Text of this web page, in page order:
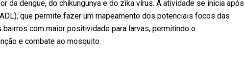
da dengue, do chikungunya e do zika vírus. A atividade se inicia após
que permite fazer um mapeamento dos potenciais focos das
com maior positividade para larvas, permitindo o
e combate ao mosquito.